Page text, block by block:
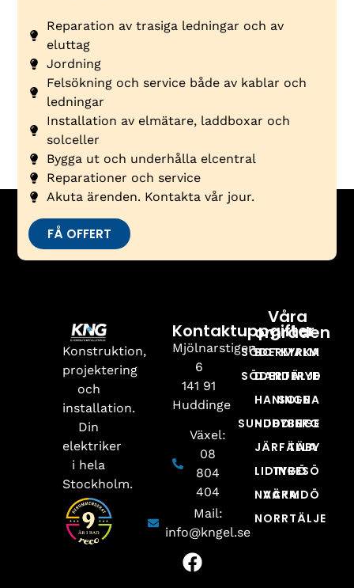
Reparation av trasiga ledningar och av
eluttag
Jordning
Felsökning och service både av kablar och
ledningar
Installation av elmätare, laddboxar och
solceller
Bygga ut och underhålla elcentral
Reparationer och service
Akuta ärenden. Kontakta vår jour.
FÅ OFFERT
Konstruktion,
projektering
och
installation.
Din
elektriker
i hela
Stockholm.
Kontaktuppgifter
Mjölnarstigen
6
141 91
Huddinge
Växel:
08
804
404
Mail:
info@kngel.se
Våra
områden
BOTKYRKA
DANDERYD
HANINGE
HUDDINGE
JÄRFÄLLA
LIDINGÖ
NACKA
NORRTÄLJE
SÖDERMALM
SÖDERTÄLJE
SOLNA
SUNDBYBERG
TÄBY
TYRESÖ
VÄRMDÖ